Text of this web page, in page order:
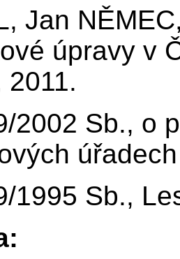
Jan
úpravy v
2011.
2002 Sb., o
úřadech
1995 Sb.,